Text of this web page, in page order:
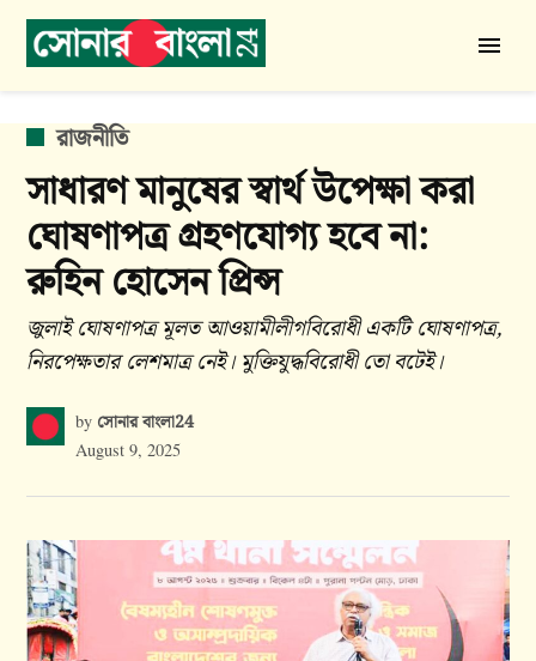
Skip
বাংলা
24
POSTED
রাজনীতি
সাধারণ মানুষের স্বার্থ উপেক্ষা করা
ঘোষণাপত্র গ্রহণযোগ্য হবে না:
রুহিন হোসেন প্রিন্স
জুলাই ঘোষণাপত্র মূলত আওয়ামীলীগবিরোধী একটি ঘোষণাপত্র,
নিরপেক্ষতার লেশমাত্র নেই। মুক্তিযুদ্ধবিরোধী তো বটেই।
by সোনার বাংলা24
August 9, 2025